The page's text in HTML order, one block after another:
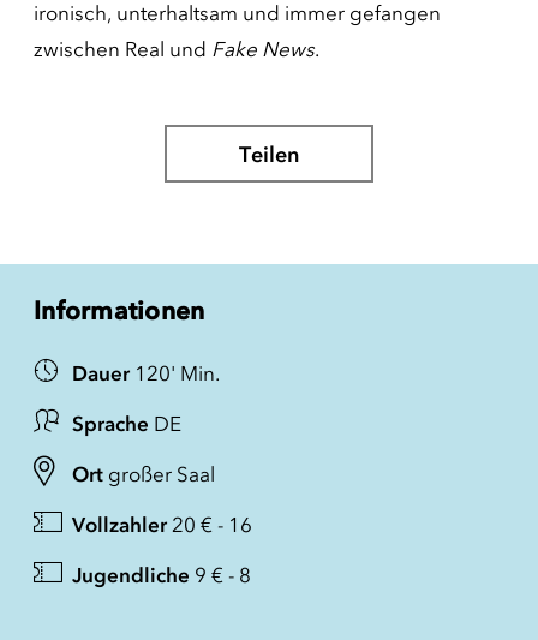
ironisch, unterhaltsam und immer gefangen
zwischen Real und Fake News.
Teilen
Informationen
Dauer 120' Min.
Sprache DE
Ort großer Saal
Vollzahler 20 € - 16
Jugendliche 9 € - 8